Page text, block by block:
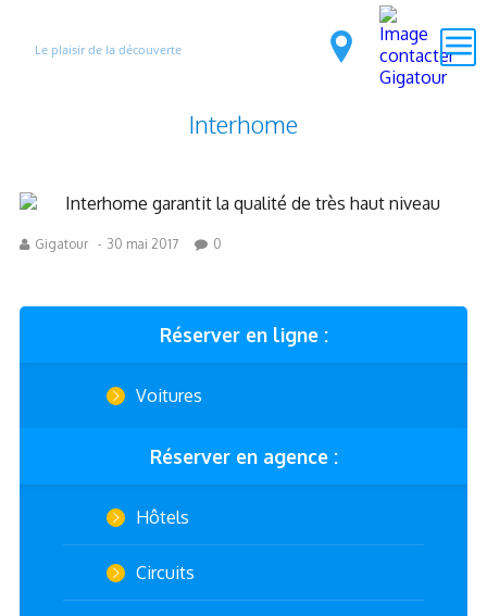
Le plaisir de la découverte
Interhome
Réserver en ligne :
Voitures
Réserver en agence :
Hôtels
Circuits
Gigatour - 30 mai 2017 0